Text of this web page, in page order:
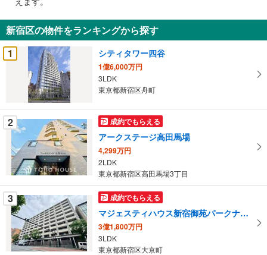
知
を
受
け
条
件
を
マ
イ
ペ
ー
ジ
に
保
存
新宿区の物件をランキングから探す
1
シティタワー四谷
1億6,000万円
3LDK
東京都新宿区舟町
2 成約でもらえる
アークステージ高田馬場
4,299万円
2LDK
東京都新宿区高田馬場3丁目
3 成約でもらえる
マジェスティハウス新宿御苑パークナード
3億1,800万円
3LDK
東京都新宿区大京町